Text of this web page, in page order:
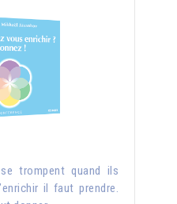
trompent quand ils
il faut prendre.